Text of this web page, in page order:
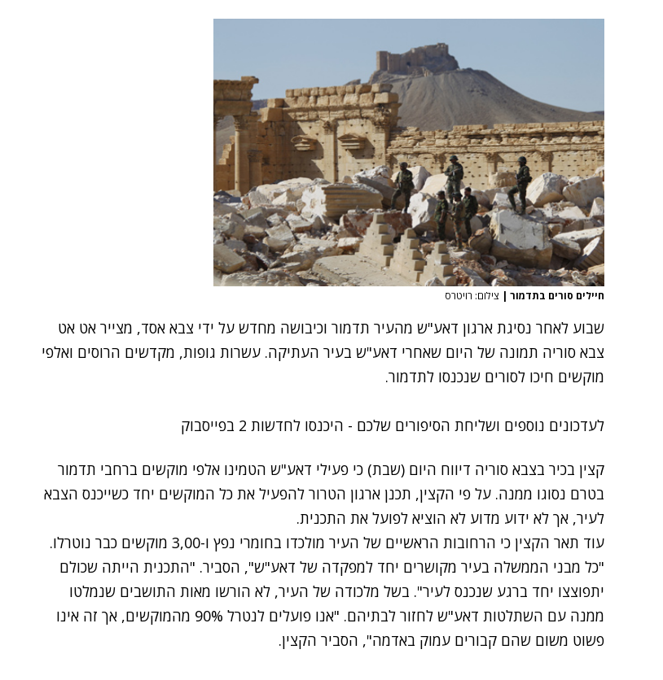
חיילים סורים בתדמור | צילום: רויטרס
שבוע לאחר נסיגת ארגון דאע"ש מהעיר תדמור וכיבושה מחדש על ידי צבא אסד, מצייר אט אט
צבא סוריה תמונה של היום שאחרי דאע"ש בעיר העתיקה. עשרות גופות, מקדשים הרוסים ואלפי
מוקשים חיכו לסורים שנכנסו לתדמור.
לעדכונים נוספים ושליחת הסיפורים שלכם - היכנסו לחדשות 2 בפייסבוק
קצין בכיר בצבא סוריה דיווח היום (שבת) כי פעילי דאע"ש הטמינו אלפי מוקשים ברחבי תדמור
בטרם נסוגו ממנה. על פי הקצין, תכנן ארגון הטרור להפעיל את כל המוקשים יחד כשייכנס הצבא
לעיר, אך לא ידוע מדוע לא הוציא לפועל את התכנית.
עוד תאר הקצין כי הרחובות הראשיים של העיר מולכדו בחומרי נפץ ו-3,00 מוקשים כבר נוטרלו.
"כל מבני הממשלה בעיר מקושרים יחד למפקדה של דאע"ש", הסביר. "התכנית הייתה שכולם
יתפוצצו יחד ברגע שנכנס לעיר". בשל מלכודה של העיר, לא הורשו מאות התושבים שנמלטו
ממנה עם השתלטות דאע"ש לחזור לבתיהם. "אנו פועלים לנטרל 90% מהמוקשים, אך זה אינו
פשוט משום שהם קבורים עמוק באדמה", הסביר הקצין.